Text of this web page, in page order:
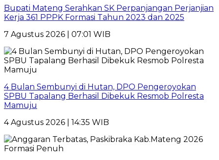
Bupati Mateng Serahkan SK Perpanjangan Perjanjian
Kerja 361 PPPK Formasi Tahun 2023 dan 2025
7 Agustus 2026 | 07:01 WIB
4 Bulan Sembunyi di Hutan, DPO Pengeroyokan
SPBU Tapalang Berhasil Dibekuk Resmob Polresta
Mamuju
4 Agustus 2026 | 14:35 WIB